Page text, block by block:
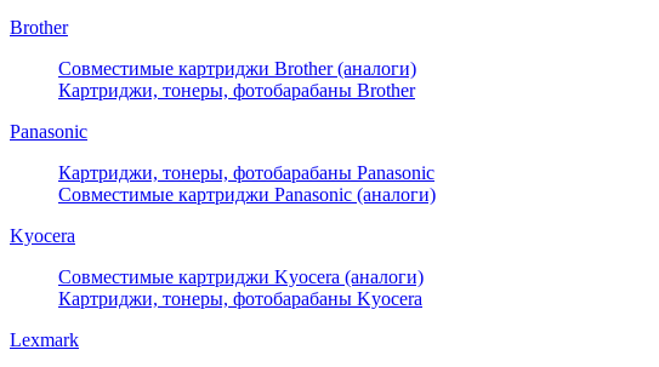
Brother
Совместимые картриджи Brother (аналоги)
Картриджи, тонеры, фотобарабаны Brother
Panasonic
Картриджи, тонеры, фотобарабаны Panasonic
Совместимые картриджи Panasonic (аналоги)
Kyocera
Совместимые картриджи Kyocera (аналоги)
Картриджи, тонеры, фотобарабаны Kyocera
Lexmark